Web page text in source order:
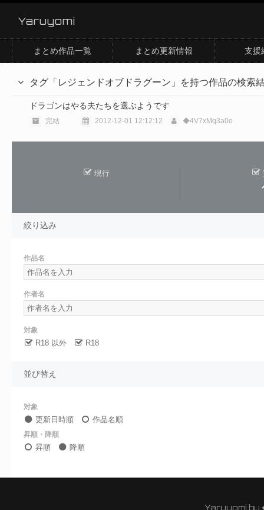
Yaruyomi
まとめ作品一覧 まとめ更新情報 支援
タグ「レジェンドオブドラグーン」を持つ作品の検索
ドラゴンはやる夫たちを選ぶようです
完結 2012-12-01 12:12:12 ◆4V7xMq3a0o
現行
絞り込み
作品名
作者名
対象
R18 以外 R18
並び替え
対象
更新日時順 作品名順
昇順・降順
昇順 降順
Yaruyomi by